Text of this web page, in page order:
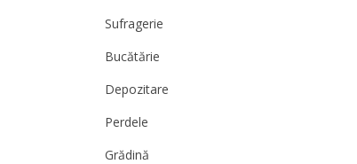
Sufragerie
Bucătărie
Depozitare
Perdele
Grădină